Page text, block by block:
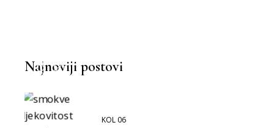
BOLJA OKOLINA
Najnoviji postovi
KOL 06